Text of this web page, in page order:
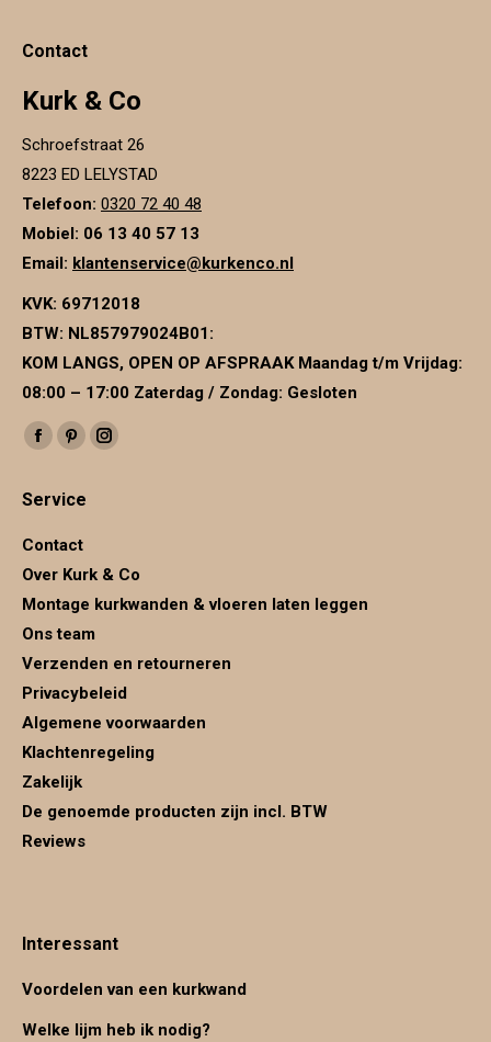
Contact
Kurk & Co
Schroefstraat 26
8223 ED LELYSTAD
Telefoon: 0320 72 40 48
Mobiel: 06 13 40 57 13
Email: klantenservice@kurkenco.nl
KVK: 69712018
BTW: NL857979024B01 :
KOM LANGS, OPEN OP AFSPRAAK Maandag t/m Vrijdag:
08:00 – 17:00 Zaterdag / Zondag: Gesloten
Vind ons op:
Facebook
opens
Pinterest
opens
Instagram
Service
Contact
Over Kurk & Co
Montage kurkwanden & vloeren laten leggen
Ons team
Verzenden en retourneren
Privacybeleid
Algemene voorwaarden
Klachtenregeling
Zakelijk
De genoemde producten zijn incl. BTW
Reviews
Interessant
Voordelen van een kurkwand
Welke lijm heb ik nodig?